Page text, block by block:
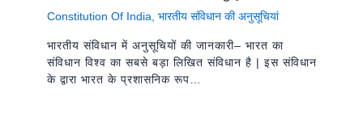
Constitution Of India भारतीय संविधान की अनुसूचियां
भारतीय संविधान में अनुसूचियों की जानकारी– भारत का
संविधान विश्व का सबसे बड़ा लिखित संविधान है | इस संविधान
के द्वारा भारत के प्रशासनिक रूप…